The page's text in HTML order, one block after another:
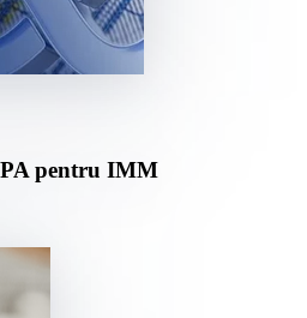
pentru IMM